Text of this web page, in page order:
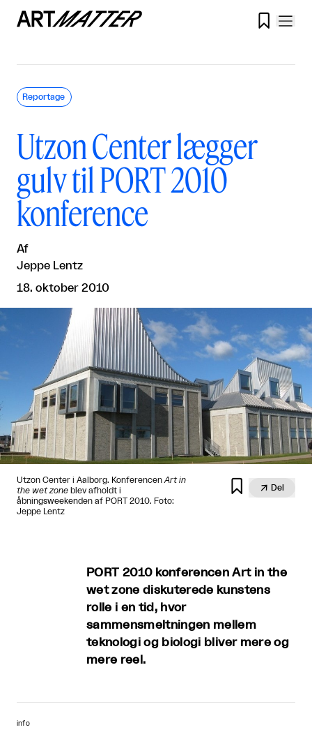

Utzon Center lægger
gulv til PORT 2010
konference
Af
Jeppe Lentz
18. oktober 2010
Reportage
Utzon Center i Aalborg. Konferencen Art in
the wet zone blev afholdt i
åbningsweekenden af PORT 2010. Foto:
Jeppe Lentz
  Del
PORT 2010 konferencen Art in the
wet zone diskuterede kunstens
rolle i en tid, hvor
sammensmeltningen mellem
teknologi og biologi bliver mere og
mere reel.
info